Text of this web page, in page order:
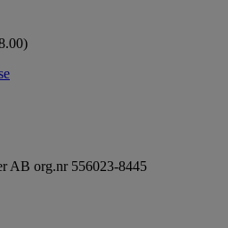
AB org.nr 556023-8445